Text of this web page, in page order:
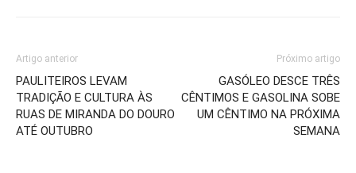
Artigo anterior
PAULITEIROS LEVAM
TRADIÇÃO E CULTURA ÀS
RUAS DE MIRANDA DO DOURO
ATÉ OUTUBRO
Próximo artigo
GASÓLEO DESCE TRÊS
CÊNTIMOS E GASOLINA SOBE
UM CÊNTIMO NA PRÓXIMA
SEMANA